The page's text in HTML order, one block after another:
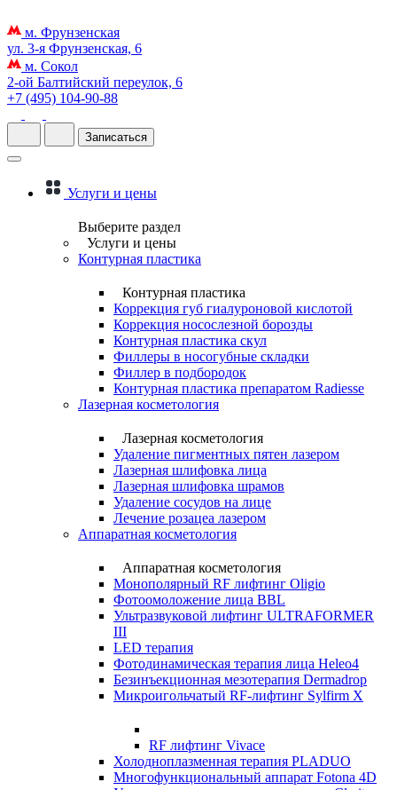
м. Фрунзенская
ул. 3-я Фрунзенская, 6
м. Сокол
2-ой Балтийский переулок, 6
+7 (495) 104-90-88
Записаться
Услуги и цены
Выберите раздел
Услуги и цены
Контурная пластика
Контурная пластика
Коррекция губ гиалуроновой кислотой
Коррекция носослезной борозды
Контурная пластика скул
Филлеры в носогубные складки
Филлер в подбородок
Контурная пластика препаратом Radiesse
Лазерная косметология
Лазерная косметология
Удаление пигментных пятен лазером
Лазерная шлифовка лица
Лазерная шлифовка шрамов
Удаление сосудов на лице
Лечение розацеа лазером
Аппаратная косметология
Аппаратная косметология
Монополярный RF лифтинг Oligio
Фотоомоложение лица BBL
Ультразвуковой лифтинг ULTRAFORMER
III
LED терапия
Фотодинамическая терапия лица Heleo4
Безинъекционная мезотерапия Dermadrop
Микроигольчатый RF-лифтинг Sylfirm X
RF лифтинг Vivace
Холодноплазменная терапия PLADUO
Многофункциональный аппарат Fotona 4D